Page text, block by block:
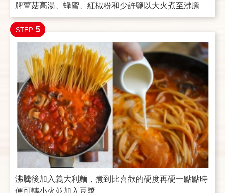
牌蕈菇高湯、蜂蜜、紅椒粉和少許鹽以大火煮至沸騰
STEP 5
沸騰後加入義大利麵，煮到比喜歡的硬度再硬一點點時